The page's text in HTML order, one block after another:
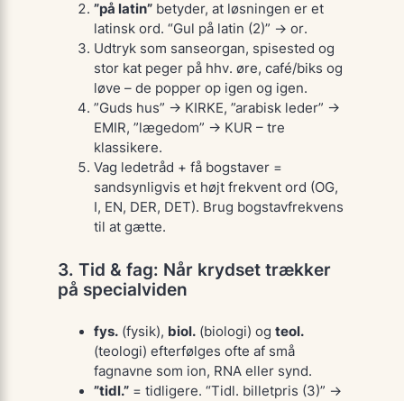
”på latin”betyder, at løsningen er et
latinsk ord. “Gul på latin (2)” → or.
Udtryk som sanseorgan, spisested og
stor katpeger på hhv. øre, café/biks og
løve – de popper op igen og igen.
”Guds hus” → KIRKE, ”arabisk leder” →
EMIR, ”lægedom” → KUR – tre
klassikere.
Vag ledetråd + få bogstaver =
sandsynligvis et højt frekvent ord (OG,
I, EN, DER, DET). Brug bogstavfrekvens
til at gætte.
3. Tid & fag: Når krydset trækker
på specialviden
fys.(fysik), biol.(biologi) og teol.
(teologi) efterfølges ofte af små
fagnavne som ion, RNAeller synd.
”tidl.”= tidligere. “Tidl. billetpris (3)” →